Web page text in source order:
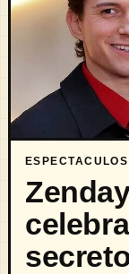
ESPECTACULOS